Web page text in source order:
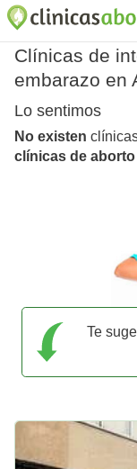
Clínicas de
embarazo en
Lo sentimos
No existen
clínicas de aborto
Te